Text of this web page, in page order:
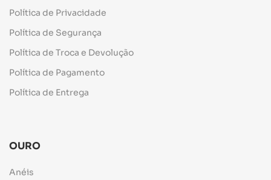
Política de Privacidade
Política de Segurança
Política de Troca e Devolução
Política de Pagamento
Política de Entrega
OURO
Anéis